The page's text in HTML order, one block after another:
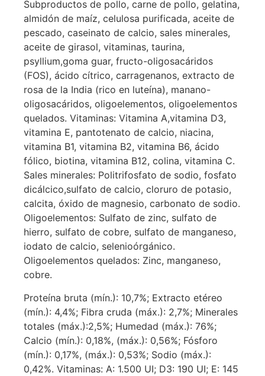
Subproductos de pollo, carne de pollo, gelatina,
almidón de maíz, celulosa purificada, aceite de
pescado, caseinato de calcio, sales minerales,
aceite de girasol, vitaminas, taurina,
psyllium,goma guar, fructo-oligosacáridos
(FOS), ácido cítrico, carragenanos, extracto de
rosa de la India (rico en luteína), manano-
oligosacáridos, oligoelementos, oligoelementos
quelados. Vitaminas: Vitamina A,vitamina D3,
vitamina E, pantotenato de calcio, niacina,
vitamina B1, vitamina B2, vitamina B6, ácido
fólico, biotina, vitamina B12, colina, vitamina C.
Sales minerales: Politrifosfato de sodio, fosfato
dicálcico,sulfato de calcio, cloruro de potasio,
calcita, óxido de magnesio, carbonato de sodio.
Oligoelementos: Sulfato de zinc, sulfato de
hierro, sulfato de cobre, sulfato de manganeso,
iodato de calcio, selenioórgánico.
Oligoelementos quelados: Zinc, manganeso,
cobre.
Proteína bruta (mín.): 10,7%; Extracto etéreo
(mín.): 4,4%; Fibra cruda (máx.): 2,7%; Minerales
totales (máx.):2,5%; Humedad (máx.): 76%;
Calcio (mín.): 0,18%, (máx.): 0,56%; Fósforo
(mín.): 0,17%, (máx.): 0,53%; Sodio (máx.):
0,42%. Vitaminas: A: 1.500 UI; D3: 190 UI; E: 145